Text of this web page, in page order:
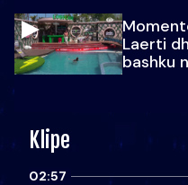
Laerti
bashku
Klipe
02:57